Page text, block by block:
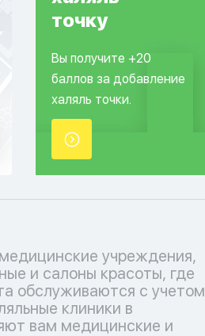
точку
Вы получите +20
баллов за добавление
халяль точки.
учреждения,
и салоны красоты, где
обслуживаются с учетом
клиники в
вам медицинские и
соответствующие
Позаботьтесь о
традициям. Перечень
ждет вас – ваше